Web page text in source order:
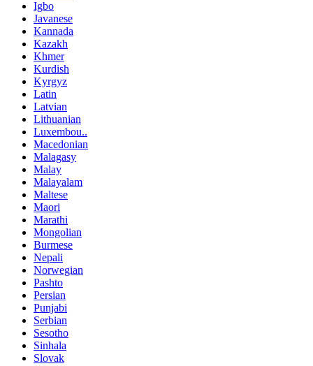
Igbo
Javanese
Kannada
Kazakh
Khmer
Kurdish
Kyrgyz
Latin
Latvian
Lithuanian
Luxembou..
Macedonian
Malagasy
Malay
Malayalam
Maltese
Maori
Marathi
Mongolian
Burmese
Nepali
Norwegian
Pashto
Persian
Punjabi
Serbian
Sesotho
Sinhala
Slovak